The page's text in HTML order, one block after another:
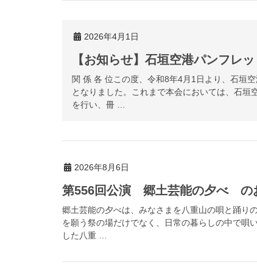
2026年4月1日
【お知らせ】石垣空港パンフレ
関 係 各 位この度、令和8年4月1日より、石垣
となりました。これまで本会においては、石
を行い、冊 …
2026年8月6日
第556回公演 郷土芸能の夕べ の
郷土芸能の夕べは、みなさまを八重山の唄と踊り
を願う祭の場だけでなく、日常の暮らしの中で唄
した八重 …